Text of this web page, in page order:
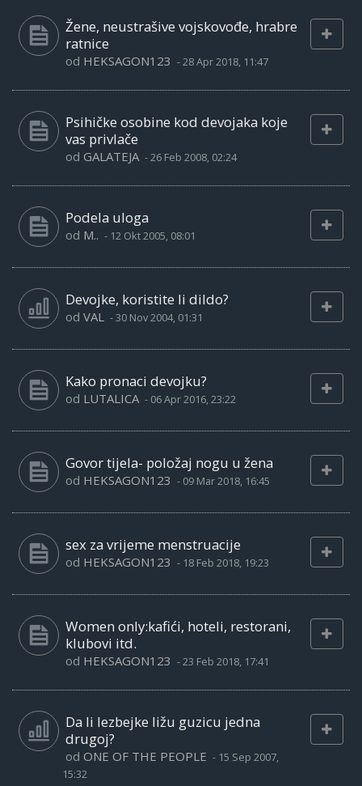
Žene, neustrašive vojskovođe, hrabre
ratnice
od HEKSAGON123 -28 Apr 2018, 11:47
Psihičke osobine kod devojaka koje
vas privlače
od GALATEJA -26 Feb 2008, 02:24
Podela uloga
od M.. - 12 Okt 2005, 08:01
Devojke, koristite li dildo?
od VAL -30 Nov 2004, 01:31
Kako pronaci devojku?
od LUTALICA - 06 Apr 2016, 23:22
Govor tijela- položaj nogu u žena
od HEKSAGON123 - 09 Mar 2018, 16:45
sex za vrijeme menstruacije
od HEKSAGON123 - 18 Feb 2018, 19:23
Women only:kafići, hoteli, restorani,
klubovi itd.
od HEKSAGON123 -23 Feb 2018, 17:41
Da li lezbejke ližu guzicu jedna
drugoj?
od ONE OF THE PEOPLE - 15 Sep 2007,
15:32